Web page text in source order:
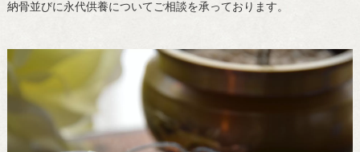
納骨並びに永代供養についてご相談を承っております。